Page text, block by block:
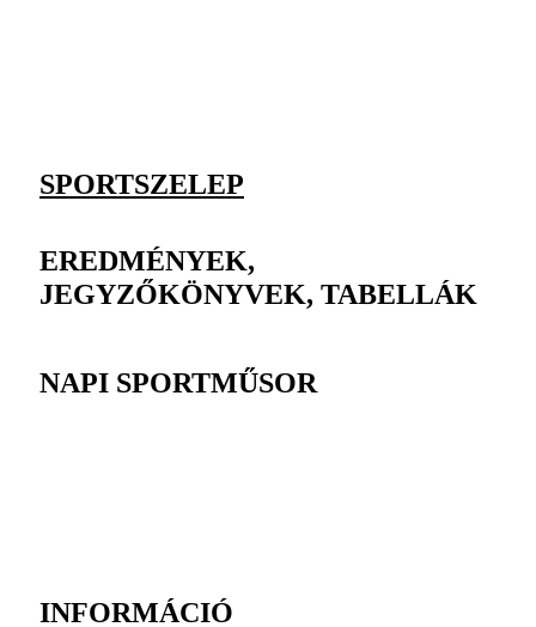
SPORTSZELEP
EREDMÉNYEK,
JEGYZŐKÖNYVEK, TABELLÁK
NAPI SPORTMŰSOR
INFORMÁCIÓ